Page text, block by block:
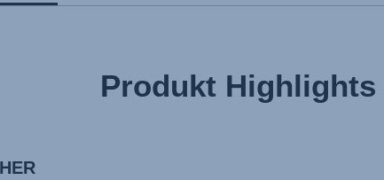
Produkt Highlights